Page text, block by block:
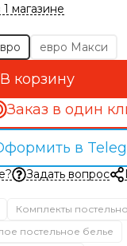
1 магазине
евро Макси
В корзину
Заказ в один
в
Задать вопрос
Комплекты
постельное белье